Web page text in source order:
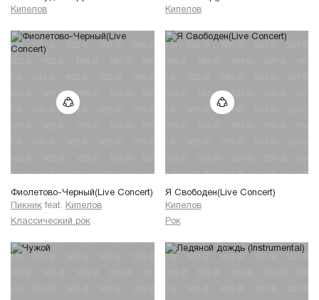
Кипелов
Кипелов
Фиолетово-Черный(Live Concert)
Пикник feat. Кипелов
Классический рок
Я Свободен(Live Concert)
Кипелов
Рок